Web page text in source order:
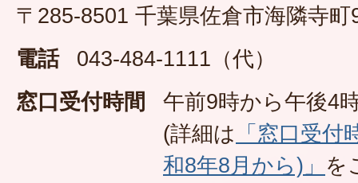
〒285-8501 千葉県佐倉市海隣寺町
電話
043-484-1111（代）
窓口受付時間
午前9時から午後4
(詳細は 「窓口受
和8年8月から)」 を